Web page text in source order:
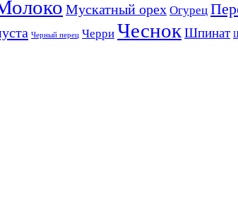
Мускатный орех Огурец
Черный перец Черри ЧеснокШпинат